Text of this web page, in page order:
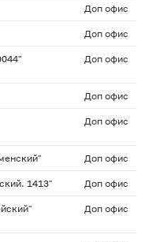
Доп офис
Доп офис
Доп офис
Доп офис
Доп офис
Доп офис
1413" Доп офис
Доп офис